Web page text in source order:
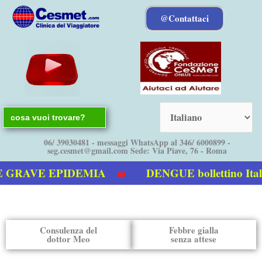
@Contattaci
Search
for:
06/ 39030481 - messaggi WhatsApp al 346/ 6000899 -
seg.cesmet@gmail.com Sede: Via Piave, 76 - Roma
DENGUE bollettino Italia –
Consulenza del
dottor Meo
Febbre gialla
senza attese